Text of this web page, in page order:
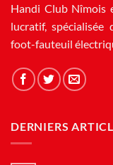
Handi Club Nîmois
lucratif,
foot-fauteuil
DERNIERS